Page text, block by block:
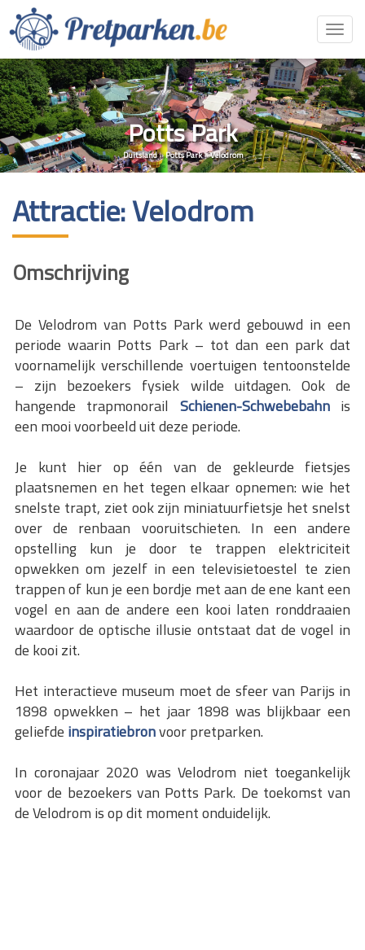
Potts Park
Duitsland»Potts Park»Velodrom
Attractie: Velodrom
Omschrijving
De Velodrom van Potts Park werd gebouwd in een
periode waarin Potts Park – tot dan een park dat
voornamelijk verschillende voertuigen tentoonstelde
– zijn bezoekers fysiek wilde uitdagen. Ook de
hangende trapmonorail Schienen-Schwebebahnis
een mooi voorbeeld uit deze periode.
Je kunt hier op één van de gekleurde fietsjes
plaatsnemen en het tegen elkaar opnemen: wie het
snelste trapt, ziet ook zijn miniatuurfietsje het snelst
over de renbaan vooruitschieten. In een andere
opstelling kun je door te trappen elektriciteit
opwekken om jezelf in een televisietoestel te zien
trappen of kun je een bordje met aan de ene kant een
vogel en aan de andere een kooi laten ronddraaien
waardoor de optische illusie ontstaat dat de vogel in
de kooi zit.
Het interactieve museum moet de sfeer van Parijs in
1898 opwekken – het jaar 1898 was blijkbaar een
geliefde inspiratiebronvoor pretparken.
In coronajaar 2020 was Velodrom niet toegankelijk
voor de bezoekers van Potts Park. De toekomst van
de Velodrom is op dit moment onduidelijk.